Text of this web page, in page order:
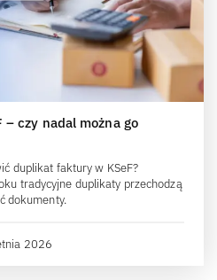
czy nadal można go
duplikat faktury w KSeF?
tradycyjne duplikaty przechodzą
dokumenty.
2026